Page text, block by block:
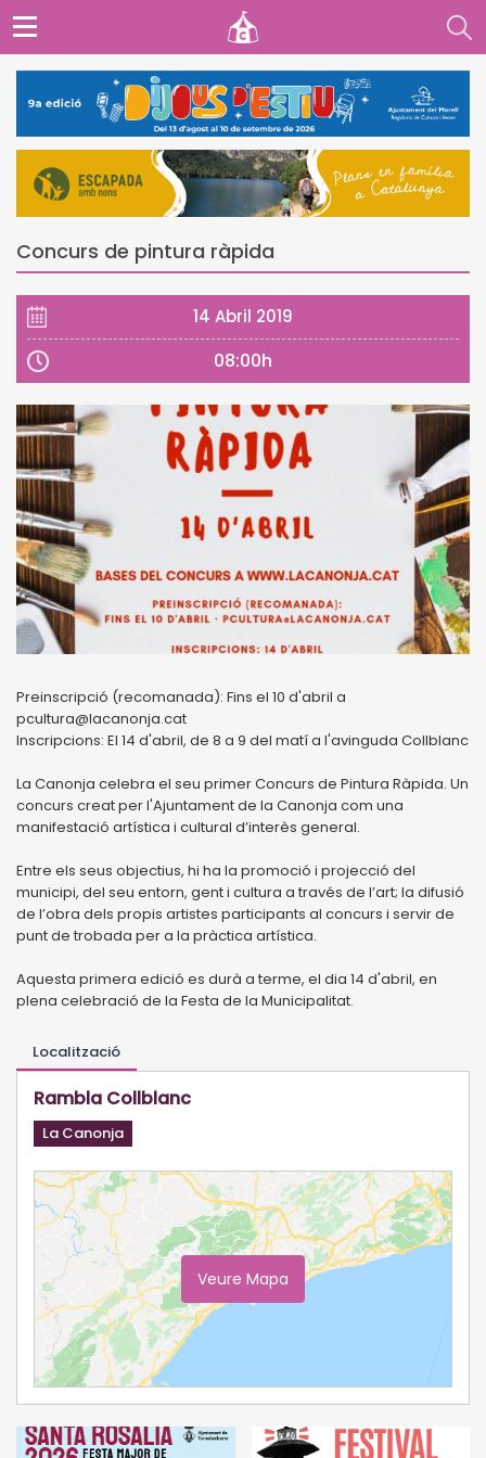
Concurs de pintura ràpida
14 Abril 2019
08:00h
Preinscripció (recomanada): Fins el 10 d'abril a
pcultura@lacanonja.cat
Inscripcions: El 14 d'abril, de 8 a 9 del matí a l'avinguda Collblanc
La Canonja celebra el seu primer Concurs de Pintura Ràpida. Un
concurs creat per l'Ajuntament de la Canonja com una
manifestació artística i cultural d’interès general.
Entre els seus objectius, hi ha la promoció i projecció del
municipi, del seu entorn, gent i cultura a través de l’art; la difusió
de l’obra dels propis artistes participants al concurs i servir de
punt de trobada per a la pràctica artística.
Aquesta primera edició es durà a terme, el dia 14 d'abril, en
plena celebració de la Festa de la Municipalitat.
Localització
Rambla Collblanc
La Canonja
Veure Mapa